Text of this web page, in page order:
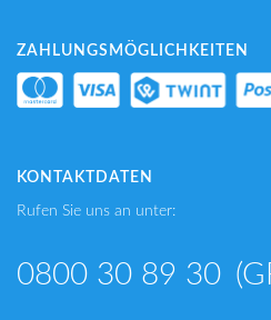
ZAHLUNGSMÖGLICHKEITEN
KONTAKTDATEN
Rufen Sie uns an unter:
0800 30 89 30